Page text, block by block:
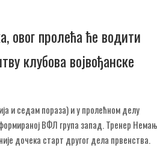
овог пролећа ће водити
клубова војвођанске
и седам пораза) и у пролећном делу
ВФЛ група запад. Тренер
дочека старт другог дела првенства.